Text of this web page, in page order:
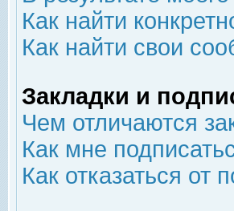
Как найти
Как найти свои
Закладки и
Чем отличаются
Как мне
Как отказаться от